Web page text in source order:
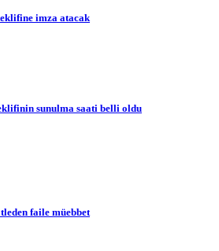
imza atacak
sunulma saati belli oldu
faile müebbet